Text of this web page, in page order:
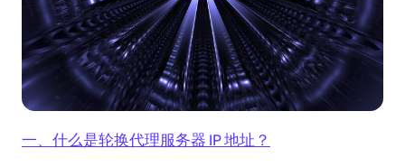
一、什么是轮换代理服务器 IP 地址？